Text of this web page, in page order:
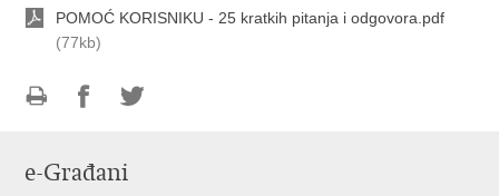
POMOĆ KORISNIKU - 25 kratkih pitanja i odgovora.pdf
(77kb)
FacebookuTwitteru
e-Građani